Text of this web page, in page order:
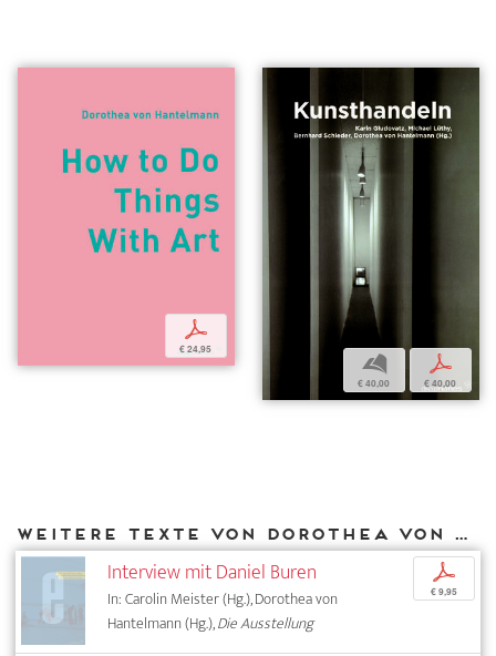
p
€ 24,95
b
€ 40,00
p
€ 40,00
Weitere Texte von Dorothea von Hantelmann bei DIAPHANES
Interview mit Daniel Buren
In: Carolin Meister (Hg.), Dorothea von
Hantelmann (Hg.),Die Ausstellung
p
€ 9,95